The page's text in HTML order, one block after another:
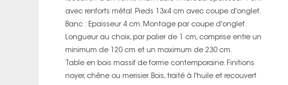
avec renforts métal. Pieds 13x4 cm avec coupe d'onglet.
Banc : Epaisseur 4 cm. Montage par coupe d'onglet.
Longueur au choix, par palier de 1 cm, comprise entre un
minimum de 120 cm et un maximum de 230 cm.
Table en bois massif de forme contemporaine. Finitions
noyer, chêne ou merisier. Bois, traité à l'huile et recouvert